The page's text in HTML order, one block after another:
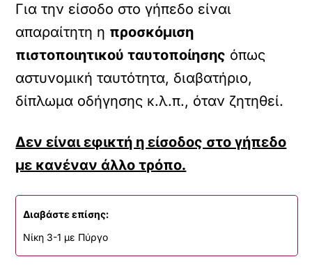
Για την είσοδο στο γήπεδο είναι
απαραίτητη η προσκόμιση
πιστοποιητικού ταυτοποίησης όπως
αστυνομική ταυτότητα, διαβατήριο,
δίπλωμα οδήγησης κ.λ.π., όταν ζητηθεί.
Δεν είναι εφικτή η είσοδος στο γήπεδο
με κανέναν άλλο τρόπο.
Διαβάστε επίσης:
Νίκη 3-1 με Πύργο